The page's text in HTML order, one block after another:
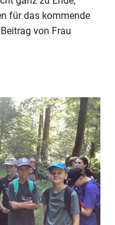
für das kommende
von Frau